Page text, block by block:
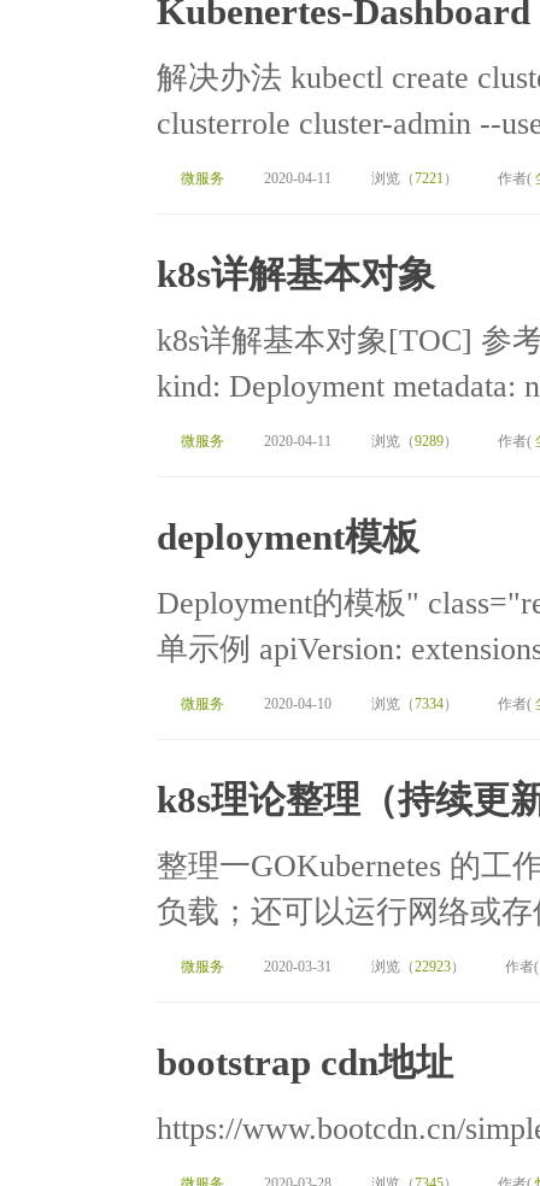
Kubenertes-
解决办法 kubectl create
clusterrole cluster-admin --
微服务 2020-04-11 浏览（7221） 作者(
k8s详解基本对象
k8s详解基本对象[TOC] 参
kind: Deployment metadata:
微服务 2020-04-11 浏览（9289） 作者(
deployment模板
Deployment的模板"
单示例 apiVersion:
微服务 2020-04-10 浏览（7334） 作者(
k8s理论整理（持续更
整理一GOKubernetes 的工
负载；还可以运行网络或
微服务 2020-03-31 浏览（22923） 作者
bootstrap cdn地址
https://www.bootcdn.cn/